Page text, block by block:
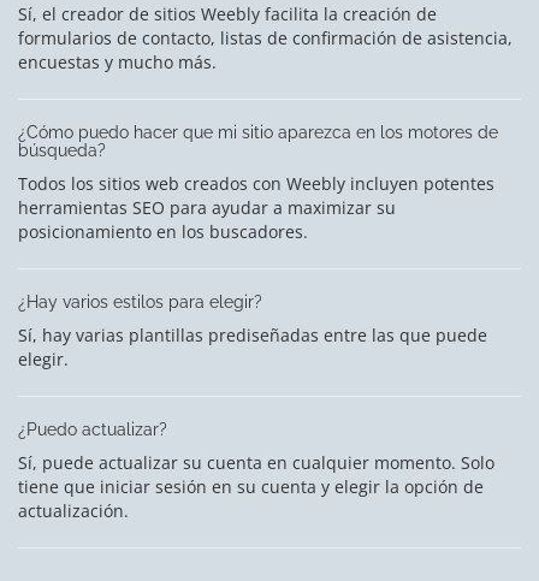
Sí, el creador de sitios Weebly facilita la creación de
formularios de contacto, listas de confirmación de asistencia,
encuestas y mucho más.
¿Cómo puedo hacer que mi sitio aparezca en los motores de
búsqueda?
Todos los sitios web creados con Weebly incluyen potentes
herramientas SEO para ayudar a maximizar su
posicionamiento en los buscadores.
¿Hay varios estilos para elegir?
Sí, hay varias plantillas prediseñadas entre las que puede
elegir.
¿Puedo actualizar?
Sí, puede actualizar su cuenta en cualquier momento. Solo
tiene que iniciar sesión en su cuenta y elegir la opción de
actualización.